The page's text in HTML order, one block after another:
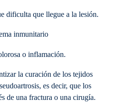
dificulta que llegue a la lesión.
inmunitario
o inflamación.
la curación de los tejidos
es decir, que los
de una fractura o una cirugía.